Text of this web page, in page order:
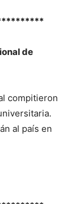
de
compitieron
al país en